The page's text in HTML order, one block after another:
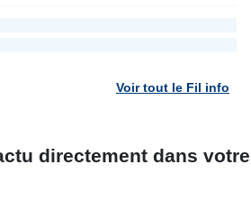
Voir tout le Fil info
directement dans votre